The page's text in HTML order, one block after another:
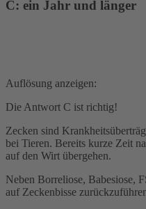
C: ein Jahr und länger
Auflösung anzeigen:
Die Antwort C ist richtig!
Zecken sind
bei Tieren. Bereits kurze Zeit
auf den Wirt übergehen.
Neben Borreliose, Babesiose,
auf Zeckenbisse